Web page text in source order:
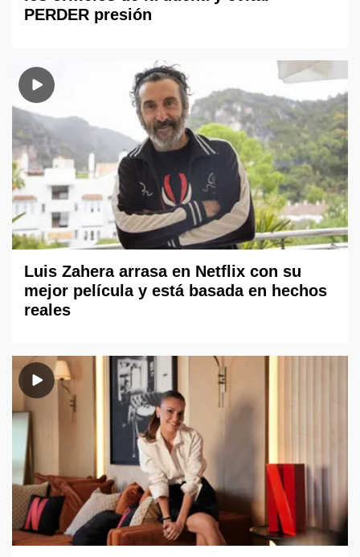
PERDER presión
Luis Zahera arrasa en Netflix con su
mejor película y está basada en hechos
reales